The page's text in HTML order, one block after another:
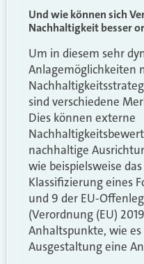
Und wie können sich
Nachhaltigkeit besser
Um in diesem sehr
Anlagemöglichkeiten
sind verschiedene
Dies können externe
nachhaltige
wie beispielsweise
Klassifizierung eines
und 9 der EU-
(Verordnung (EU)
Anhaltspunkte, wie
Ausgestaltung eine